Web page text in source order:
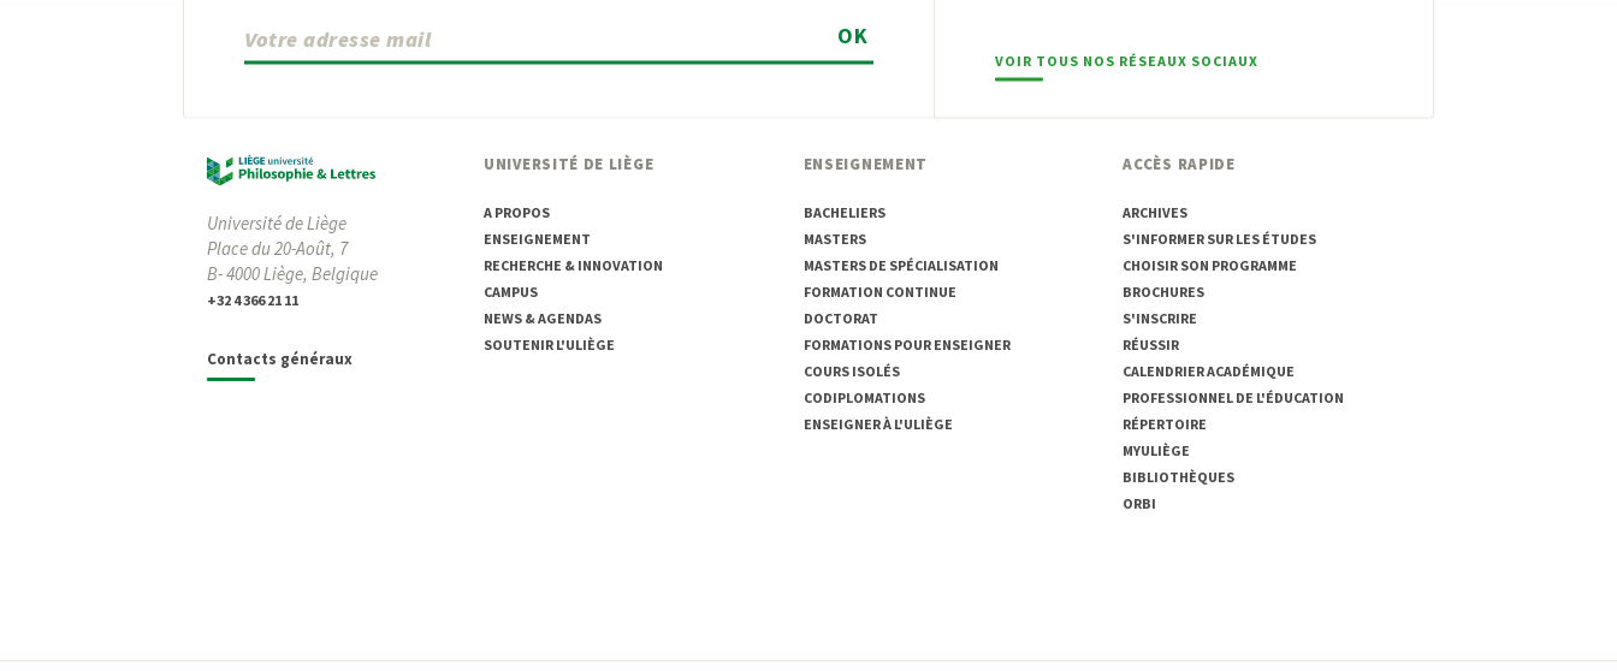
OK
VOIR TOUS NOS RÉSEAUX SOCIAUX
Université de Liège
Place du 20-Août, 7
B- 4000 Liège, Belgique
+32 4 366 21 11
Contacts généraux
UNIVERSITÉ DE LIÈGE
A PROPOS
ENSEIGNEMENT
RECHERCHE & INNOVATION
CAMPUS
NEWS & AGENDAS
SOUTENIR L'ULIÈGE
ENSEIGNEMENT
BACHELIERS
MASTERS
MASTERS DE SPÉCIALISATION
FORMATION CONTINUE
DOCTORAT
FORMATIONS POUR ENSEIGNER
COURS ISOLÉS
CODIPLOMATIONS
ENSEIGNER À L'ULIÈGE
ACCÈS RAPIDE
ARCHIVES
S'INFORMER SUR LES ÉTUDES
CHOISIR SON PROGRAMME
BROCHURES
S'INSCRIRE
RÉUSSIR
CALENDRIER ACADÉMIQUE
PROFESSIONNEL DE L'ÉDUCATION
RÉPERTOIRE
MYULIÈGE
BIBLIOTHÈQUES
ORBI